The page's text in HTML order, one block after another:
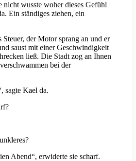
nicht wusste woher dieses Gefühl
Ein ständiges ziehen, ein
Steuer, der Motor sprang an und er
saust mit einer Geschwindigkeit
ließ. Die Stadt zog an Ihnen
bei der
sagte Kael da.
Abend“, erwiderte sie scharf.